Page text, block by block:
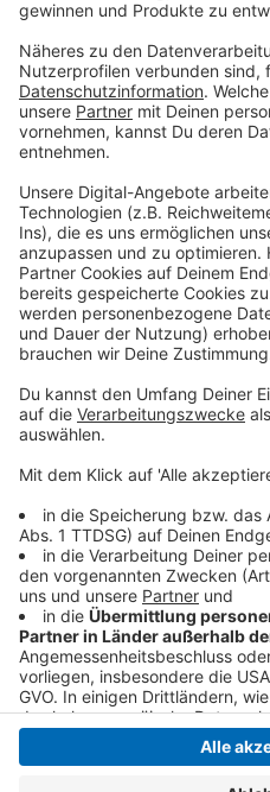
A61 bei Viersen und
A44 Richtung Düsseldorf
erheblichen Verzögerungen.
Anzeige
Berufsverkehr und
Anzeige
Als Gründe nennt der Club
und viele Menschen, die
möglichst erst am
losfahren.
Anzeige
Anzeige